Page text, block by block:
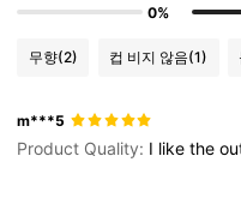
0%
무향(2) 컵 비지 않음(1)
m***5
Product Quality: I likethe